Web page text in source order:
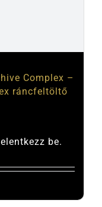
Complex –
ráncfeltöltő
be.